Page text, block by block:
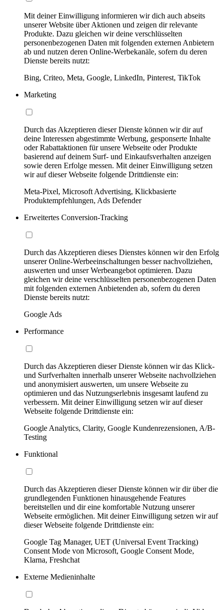
Mit deiner Einwilligung informieren wir dich auch abseits
unserer Website über Aktionen und zeigen dir relevante
Produkte. Dazu gleichen wir deine verschlüsselten
personenbezogenen Daten mit folgenden externen Anbietern
ab und nutzen deren Online-Werbekanäle, sofern du deren
Dienste bereits nutzt:
Bing, Criteo, Meta, Google, LinkedIn, Pinterest, TikTok
Marketing
Durch das Akzeptieren dieser Dienste können wir dir auf
deine Interessen abgestimmte Werbung, gesponserte Inhalte
oder Rabattaktionen für unsere Webseite oder Produkte
basierend auf deinem Surf- und Einkaufsverhalten anzeigen
sowie deren Erfolge messen. Mit deiner Einwilligung setzen
wir auf dieser Webseite folgende Drittdienste ein:
Meta-Pixel, Microsoft Advertising, Klickbasierte
Produktempfehlungen, Ads Defender
Erweitertes Conversion-Tracking
Durch das Akzeptieren dieses Dienstes können wir den Erfolg
unserer Online-Werbeeinschaltungen besser nachvollziehen,
auswerten und unser Werbeangebot optimieren. Dazu
gleichen wir deine verschlüsselten personenbezogenen Daten
mit folgenden externen Anbietenden ab, sofern du deren
Dienste bereits nutzt:
Google Ads
Performance
Durch das Akzeptieren dieser Dienste können wir das Klick-
und Surfverhalten innerhalb unserer Webseite nachvollziehen
und anonymisiert auswerten, um unsere Webseite zu
optimieren und das Nutzungserlebnis insgesamt laufend zu
verbessern. Mit deiner Einwilligung setzen wir auf dieser
Webseite folgende Drittdienste ein:
Google Analytics, Clarity, Google Kundenrezensionen, A/B-
Testing
Funktional
Durch das Akzeptieren dieser Dienste können wir dir über die
grundlegenden Funktionen hinausgehende Features
bereitstellen und dir eine komfortable Nutzung unserer
Webseite ermöglichen. Mit deiner Einwilligung setzen wir auf
dieser Webseite folgende Drittdienste ein:
Google Tag Manager, UET (Universal Event Tracking)
Consent Mode von Microsoft, Google Consent Mode,
Klarna, Freshchat
Externe Medieninhalte